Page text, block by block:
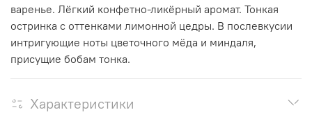
варенье. Лёгкий конфетно-ликёрный аромат. Тонкая
остринка с оттенками лимонной цедры. В послевкусии
интригующие ноты цветочного мёда и миндаля,
присущие бобам тонка.
Характеристики